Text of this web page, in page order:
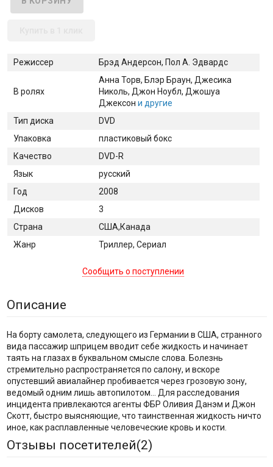
Режиссер Брэд Андерсон, Пол А. Эдвардс
В ролях
Анна Торв, Блэр Браун, Джесика
Николь, Джон Ноубл, Джошуа
Джексон и другие
Тип диска
DVD
Упаковка
пластиковый бокс
Качество
DVD-R
Язык
русский
Год
2008
Дисков
3
Страна
США,Канада
Жанр
Триллер, Сериал
Сообщить о поступлении
Описание
На борту самолета, следующего из Германии в США, странного
вида пассажир шприцем вводит себе жидкость и начинает
таять на глазах в буквальном смысле слова. Болезнь
стремительно распространяется по салону, и вскоре
опустевший авиалайнер пробивается через грозовую зону,
ведомый одним лишь автопилотом… Для расследования
инцидента привлекаются агенты ФБР Оливия Данэм и Джон
Скотт, быстро выясняющие, что таинственная жидкость ничто
иное, как расплавленные человеческие кровь и кости.
Отзывы посетителей(2)